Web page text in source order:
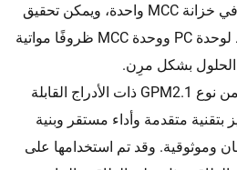
يصل إلى 36 وحدة وظيفية في خزانة MCC واحدة، ويمكن تحقيق
ذلك. يوفر التركيب المختلط لوحدة PC ووحدة MCC ظروفًا مواتية
الحلول بشكل مرِن.
إن معدات الجهد المنخفض من نوع GPM2.1 ذات الأدراج القابلة
متقدمة وأداء مستقر وبنية
وموثوقية. وقد تم استخدامها على